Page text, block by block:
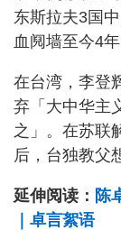
东斯拉夫3国
血阋墙至今4年
在台湾，李登
弃「大中华主
之」。在苏联
后，台独教父
延伸阅读： 陈
｜卓言絮语